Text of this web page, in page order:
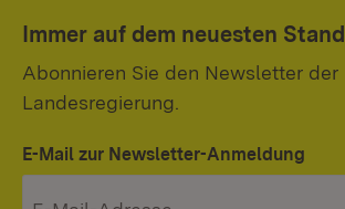
Immer auf dem neuesten Stand
Abonnieren Sie den Newsletter der
Landesregierung.
E-Mail zur Newsletter-Anmeldung